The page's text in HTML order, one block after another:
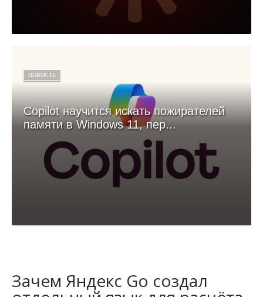
НОВОСТЬ
Copilot научится искать пожирателей
памяти в Windows 11, пер...
Зачем Яндекс Go создал